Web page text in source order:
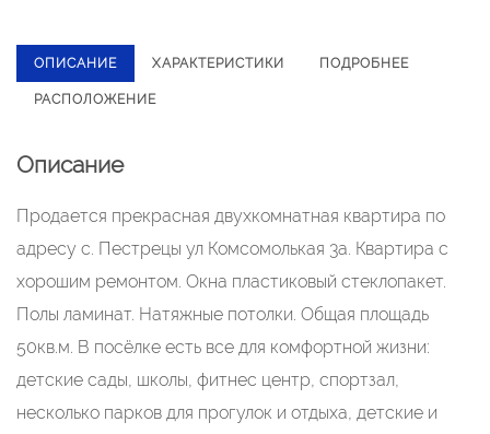
ОПИСАНИЕ ХАРАКТЕРИСТИКИ ПОДРОБНЕЕ
РАСПОЛОЖЕНИЕ
Описание
Продается прекрасная двухкомнатная квартира по
адресу с. Пестрецы ул Комсомолькая 3а. Квартира с
хорошим ремонтом. Окна пластиковый стеклопакет.
Полы ламинат. Натяжные потолки. Общая площадь
50кв.м. В посёлке есть все для комфортной жизни:
детские сады, школы, фитнес центр, спортзал,
несколько парков для прогулок и отдыха, детские и